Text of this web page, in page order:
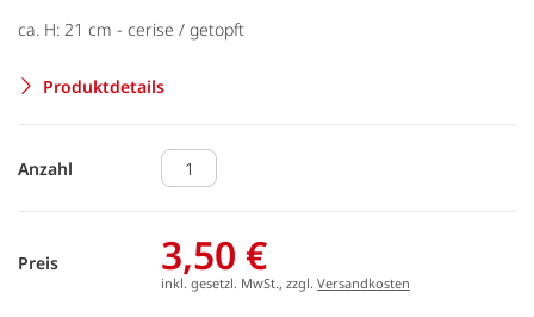
ca. H: 21 cm - cerise / getopft
Produktdetails
Anzahl
Preis 3,50 €
inkl. gesetzl. MwSt., zzgl. Versandkosten